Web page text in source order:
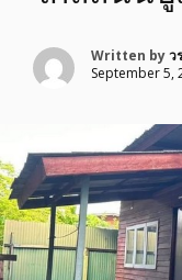
Written byว
September 5,